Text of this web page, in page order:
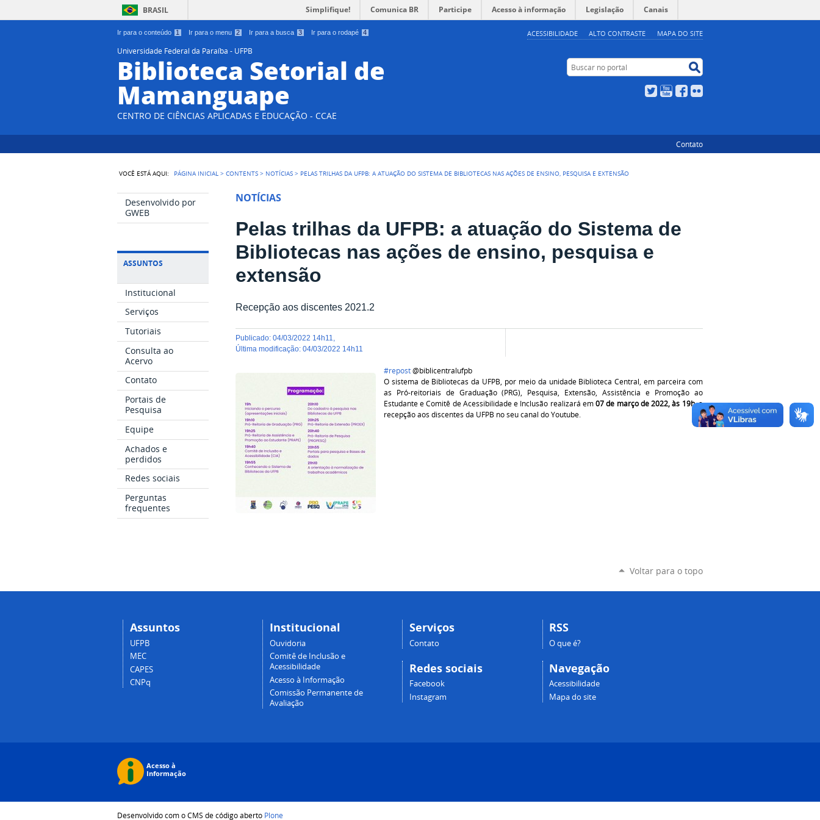
Ir para o conteúdo 1 Ir para o menu 2 Ir para a busca 3 Ir para o rodapé 4 ACESSIBILIDADE ALTO CONTRASTE MAPA DO SITE
BRASIL Simplifique! Comunica BR Participe Acesso à informação Legislação Canais
Universidade Federal da Paraíba - UFPB
Biblioteca Setorial de
Mamanguape
CENTRO DE CIÊNCIAS APLICADAS E EDUCAÇÃO - CCAE
Buscar no portal
TwitterYouTubeFacebook
Contato
VOCÊ ESTÁ AQUI: PÁGINA INICIAL >CONTENTS > NOTÍCIAS > PELAS TRILHAS DA UFPB: A ATUAÇÃO DO SISTEMA DE BIBLIOTECAS NAS AÇÕES DE ENSINO, PESQUISA E EXTENSÃO
Desenvolvido por
GWEB
ASSUNTOS
Institucional
Serviços
Tutoriais
Consulta ao
Acervo
Contato
Portais de
Pesquisa
Equipe
Achados e
perdidos
Redes sociais
Perguntas
frequentes
NOTÍCIAS
Pelas trilhas da UFPB: a atuação do Sistema de
Bibliotecas nas ações de ensino, pesquisa e
extensão
Recepção aos discentes 2021.2
publicado:04/03/2022 14h11
última modificação:04/03/2022 14h11
#repost@biblicentralufpb
O sistema de Bibliotecas da UFPB, por meio da unidade Biblioteca Central, em parceira com
as Pró-reitoriais de Graduação (PRG), Pesquisa, Extensão, Assistência e Promoção ao
Estudante e Comitê de Acessibilidade e Inclusão realizará em07 de março de 2022, às 19h, a
recepção aos discentes da UFPB no seu canal do Youtube.
Voltar para o topo
Assuntos
UFPB
MEC
CAPES
CNPq
Institucional
Ouvidoria
Comitê de Inclusão e
Acessibilidade
Acesso à Informação
Comissão Permanente de
Avaliação
Serviços
Contato
Redes sociais
Facebook
Instagram
RSS
O que é?
Navegação
Acessibilidade
Mapa do site
Desenvolvido com o CMS de código aberto Plone